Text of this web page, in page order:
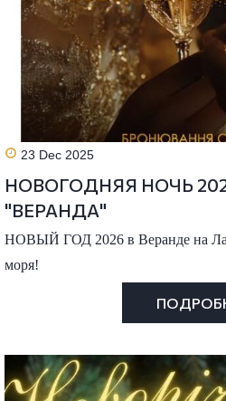
23 Dec 2025
НОВОГОДНЯЯ НОЧЬ
"ВЕРАНДА"
НОВЫЙ ГОД 2026 в Веранде на
моря!